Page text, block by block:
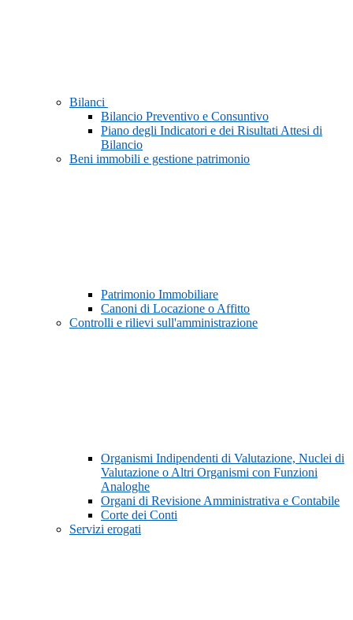
Bilanci
Bilancio Preventivo e Consuntivo
Piano degli Indicatori e dei Risultati Attesi di
Bilancio
Beni immobili e gestione patrimonio
Patrimonio Immobiliare
Canoni di Locazione o Affitto
Controlli e rilievi sull'amministrazione
Organismi Indipendenti di Valutazione, Nuclei di
Valutazione o Altri Organismi con Funzioni
Analoghe
Organi di Revisione Amministrativa e Contabile
Corte dei Conti
Servizi erogati